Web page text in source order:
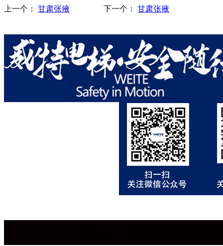
上一个： 甘肃张掖 下一个： 甘肃张掖